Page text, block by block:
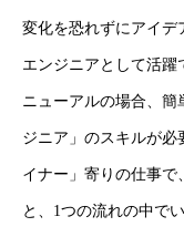
変化を恐れずにアイデ
エンジニアとして活躍
ニューアルの場合、簡
ジニア」のスキルが
イナー」寄りの仕事で
と、1つの流れの中で